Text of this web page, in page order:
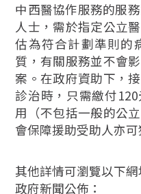
中西醫協作服務的服
人士，需於指定公立
估為符合計劃準則的
質，有關服務並不會
案。在政府資助下，
診治時，只需繳付
用（不包括一般的公
會保障援助受助人亦可
其他詳情可瀏覽以下網
政府新聞公佈：